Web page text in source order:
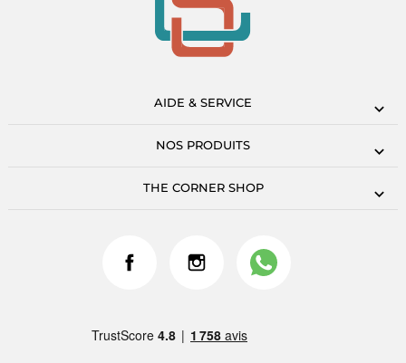
AIDE & SERVICE
NOS PRODUITS
THE CORNER SHOP